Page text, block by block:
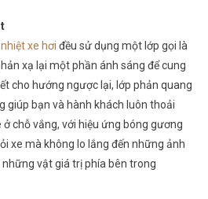
xe hơi đều sử dụng một lớp gọi là
xạ lại một phần ánh sáng để cung
cho hướng ngược lại, lớp phản quang
giúp bạn và hành khách luôn thoải
ở chỗ vắng, với hiệu ứng bóng gương
xe mà không lo lắng đến những ảnh
vật giá trị phía bên trong